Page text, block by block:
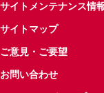
サイトメンテナンス情
サイトマップ
ご意見・ご要望
お問い合わせ